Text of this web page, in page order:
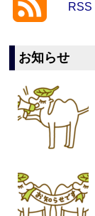
RSS
お知らせ